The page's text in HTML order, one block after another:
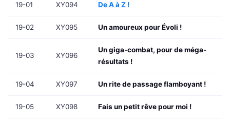
19-01 XY094 De A à Z !
19-02 XY095 Un amoureux pour Évoli !
19-03 XY096
Un giga-combat, pour de méga-
résultats !
19-04 XY097 Un rite de passage flamboyant !
19-05 XY098 Fais un petit rêve pour moi !